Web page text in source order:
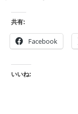
共有:
Facebook
いいね: